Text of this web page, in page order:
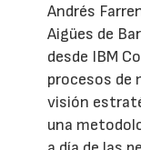
Andrés
Aigües de
desde IBM
procesos de
visión
una